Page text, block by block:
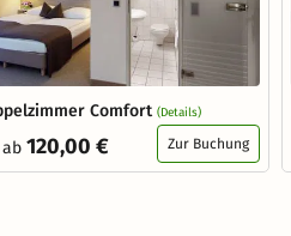
Comfort (Details)
ab 120,00 € Zur Buchung